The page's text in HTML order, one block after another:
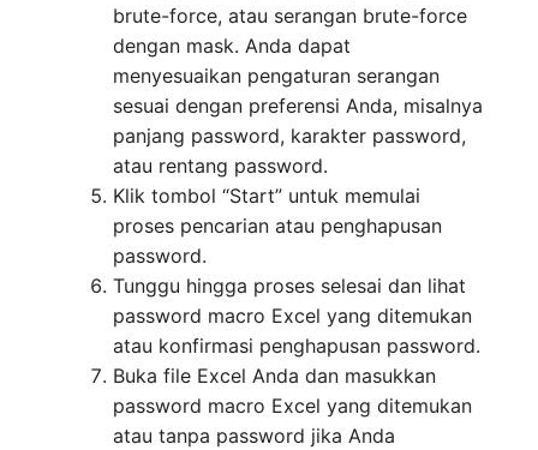
brute-force, atau serangan brute-force
dengan mask. Anda dapat
menyesuaikan pengaturan serangan
sesuai dengan preferensi Anda, misalnya
panjang password, karakter password,
atau rentang password.
Klik tombol “Start” untuk memulai
proses pencarian atau penghapusan
password.
Tunggu hingga proses selesai dan lihat
password macro Excel yang ditemukan
atau konfirmasi penghapusan password.
Buka file Excel Anda dan masukkan
password macro Excel yang ditemukan
atau tanpa password jika Anda